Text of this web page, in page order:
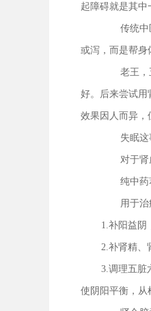
起障碍就是其中
传统
或泻，而是帮身
老王，
好。后来尝试用
效果因人而异，
失眠
对于肾
纯中
用于
1.补阳益阴
2.补肾精、
3.调理五脏
使阴阳平衡，从